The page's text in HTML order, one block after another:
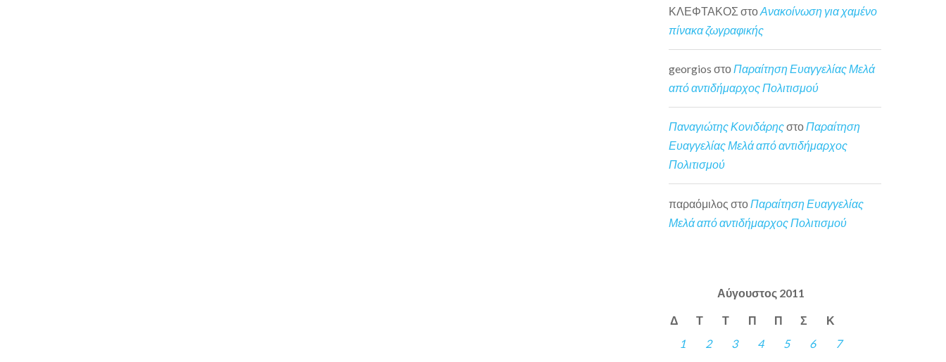
ΚΛΕΦΤΑΚΟΣ στοΑνακοίνωση για χαμένο
πίνακα ζωγραφικής
georgios στοΠαραίτηση Ευαγγελίας Μελά
από αντιδήμαρχος Πολιτισμού
Παναγιώτης ΚονιδάρηςστοΠαραίτηση
Ευαγγελίας Μελά από αντιδήμαρχος
Πολιτισμού
παραόμιλος στο Παραίτηση Ευαγγελίας
Μελά από αντιδήμαρχος Πολιτισμού
Αύγουστος 2011
Δ Τ Τ Π Π Σ Κ
1 2 3 4 5 6
7